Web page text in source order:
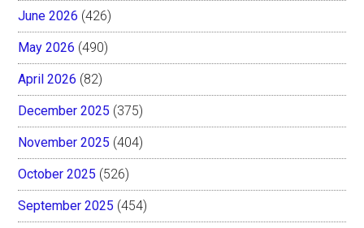
June 2026 (426)
May 2026 (490)
April 2026 (82)
December 2025 (375)
November 2025 (404)
October 2025 (526)
September 2025 (454)